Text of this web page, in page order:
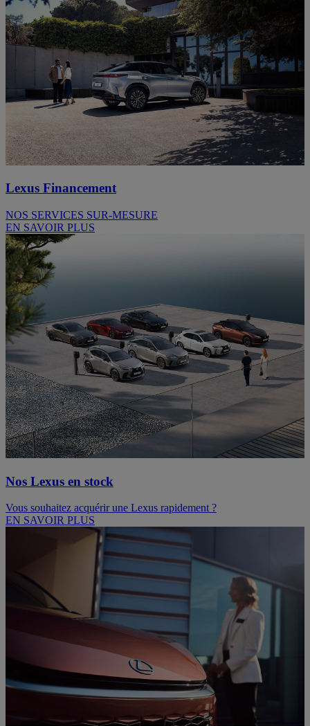
Lexus Financement
NOS SERVICES SUR-MESURE
EN SAVOIR PLUS
Nos Lexus en stock
Vous souhaitez acquérir une Lexus rapidement ?
EN SAVOIR PLUS